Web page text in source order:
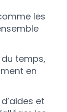
les
temps,
en
et